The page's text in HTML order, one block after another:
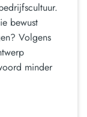
bewust
Volgens
minder